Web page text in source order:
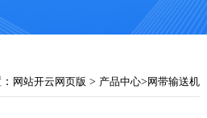
网站开云网页版 > 产品中心>网带输送机